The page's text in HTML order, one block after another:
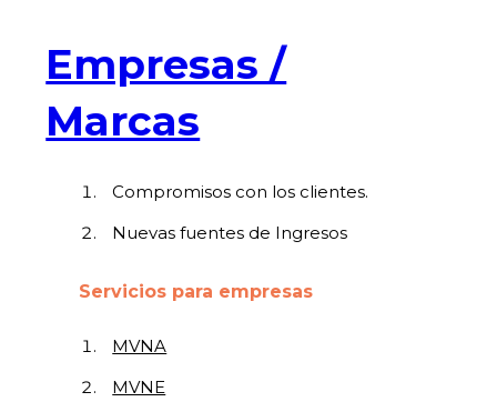
Empresas /
Marcas
Compromisos con los clientes.
Nuevas fuentes de Ingresos
Servicios para empresas
MVNA
MVNE